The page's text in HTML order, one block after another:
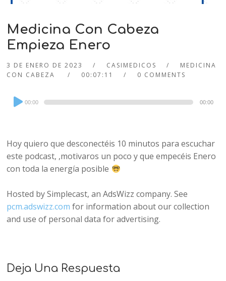
Medicina Con Cabeza
Empieza Enero
3 DE ENERO DE 2023 CASIMEDICOS
MEDICINA
CON CABEZA
00:07:11 0 COMMENTS
Audio
Player
00:00 00:00
Hoy quiero que desconectéis 10 minutos para escuchar
este podcast, ,motivaros un poco y que empecéis Enero
con toda la energía posible
Hosted by Simplecast, an AdsWizz company. See
pcm.adswizz.com for information about our collection
and use of personal data for advertising.
Deja Una Respuesta